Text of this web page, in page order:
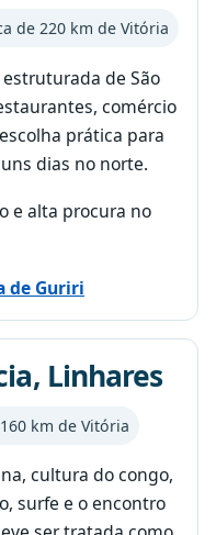
de 220 km de Vitória
de São
comércio
prática para
dias no norte.
e alta procura no
de Guriri
Linhares
km de Vitória
cultura do congo,
surfe e o encontro